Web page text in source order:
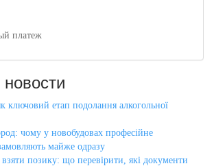
платеж
ключовий етап подолання алкогольної
чому у новобудовах професійне
майже одразу
позику: що перевірити, які документи